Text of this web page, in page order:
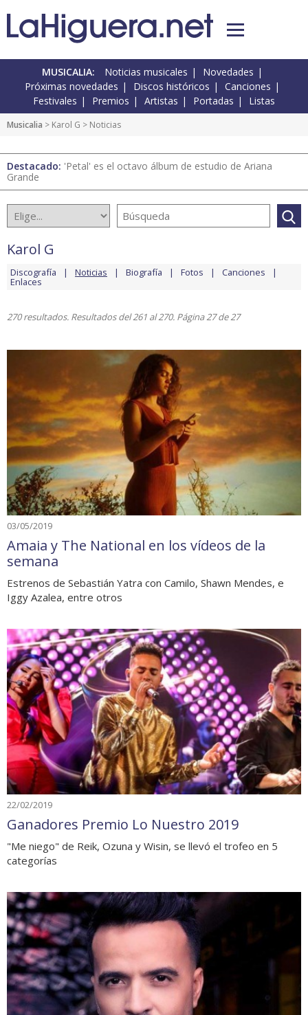
MUSICALIA: Noticias musicales
Novedades
Próximas novedades
Discos históricos
Canciones
Festivales
Premios Artistas Portadas Listas
Musicalia > Karol G > Noticias
Destacado: 'Petal' es el octavo álbum de estudio de Ariana
Grande
Karol G
Discografía Noticias Biografía Fotos Canciones
Enlaces
270 resultados. Resultados del 261 al 270. Página 27 de 27
03/05/2019
Amaia y The National en los vídeos de la
semana
Estrenos de Sebastián Yatra con Camilo, Shawn Mendes, e
Iggy Azalea, entre otros
22/02/2019
Ganadores Premio Lo Nuestro 2019
"Me niego" de Reik, Ozuna y Wisin, se llevó el trofeo en 5
categorías